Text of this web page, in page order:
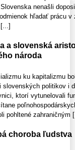
nenašli
hľadať prácu
a slovenská
národa
ku kapitalizmu
slovenských politikov i
ktorí vytunelovali
pohltené zahraničným
choroba ľudstva